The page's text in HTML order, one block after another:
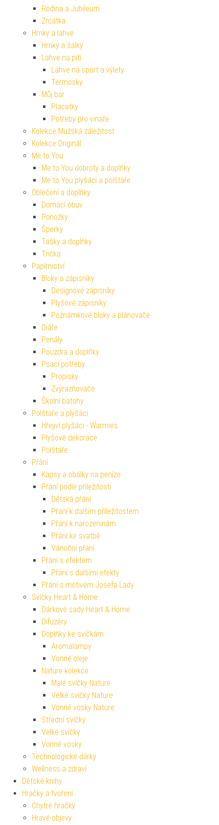
Rodina a Jubileum
Zrcátka
Hrnky a lahve
Hrnky a šálky
Lahve na pití
Láhve na sport a výlety
Termosky
Můj bar
Placatky
Potřeby pro vinaře
Kolekce Mužská záležitost
Kolekce Originál
Me to You
Me to You dobroty a doplňky
Me to You plyšáci a polštáře
Oblečení a doplňky
Domácí obuv
Ponožky
Šperky
Tašky a doplňky
Trička
Papírnictví
Bloky a zápisníky
Designové zápisníky
Plyšové zápisníky
Poznámkové bloky a plánovače
Diáře
Penály
Pouzdra a doplňky
Psací potřeby
Propisky
Zvýrazňovače
Školní batohy
Polštáře a plyšáci
Hřejiví plyšáci - Warmies
Plyšové dekorace
Polštáře
Přání
Kapsy a obálky na peníze
Přání podle příležitosti
Dětská přání
Přání k dalším příležitostem
Přání k narozeninám
Přání ke svatbě
Vánoční přání
Přání s efektem
Přání s dalšími efekty
Přání s motivem Josefa Lady
Svíčky Heart & Home
Dárkové sady Heart & Home
Difuzéry
Doplňky ke svíčkám
Aromalampy
Vonné oleje
Nature kolekce
Malé svíčky Nature
Velké svíčky Nature
Vonné vosky Nature
Střední svíčky
Velké svíčky
Vonné vosky
Technologické dárky
Wellness a zdraví
Dětské knihy
Hračky a tvoření
Chytré hračky
Hravé objevy